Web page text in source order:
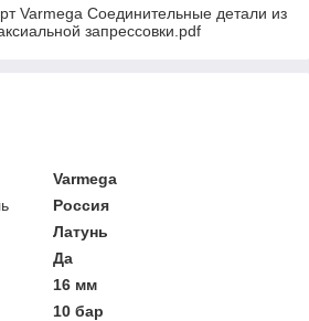
Varmega Соединительные детали из
запрессовки.pdf
Varmega
Россия
Латунь
Да
16 мм
10 бар